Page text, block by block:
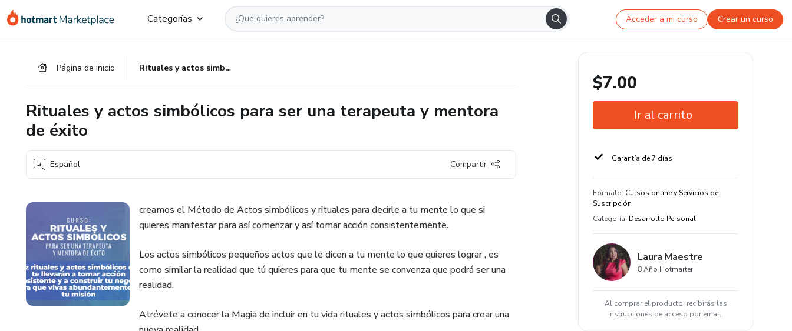
Categorías Acceder a mi curso Crear un curso
Página de inicio Rituales y actos simbólicos para ser una terapeuta y mentora de éxito
Rituales y actos simbólicos para ser una terapeuta y mentora
de éxito
Español Compartir
creamos el Método de Actos simbólicos y rituales para decirle a tu mente lo que si
quieres manifestar para así comenzar y así tomar acción consistentemente.
Los actos simbólicos pequeños actos que le dicen a tu mente lo que quieres lograr , es
como similar la realidad que tú quieres para que tu mente se convenza que podrá ser una
realidad.
Atrévete a conocer la Magia de incluir en tu vida rituales y actos simbólicos para crear una
$7.00
Ir al carrito
Garantía de 7 días
Formato: Cursos online y Servicios de
Suscripción
Categoría: Desarrollo Personal
Laura Maestre
8 Año Hotmarter
Al comprar el producto, recibirás las
instrucciones de acceso por email.